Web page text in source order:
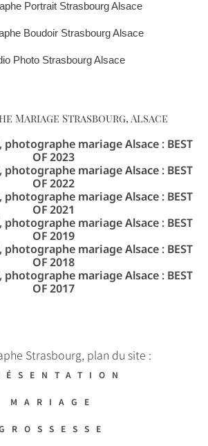
Portrait Strasbourg Alsace
Boudoir Strasbourg Alsace
Photo Strasbourg Alsace
Mariage Strasbourg, Alsace
mariage Alsace : BEST
OF 2023
mariage Alsace : BEST
OF 2022
mariage Alsace : BEST
OF 2021
mariage Alsace : BEST
OF 2019
mariage Alsace : BEST
OF 2018
mariage Alsace : BEST
OF 2017
Strasbourg, plan du site :
MARIAGE